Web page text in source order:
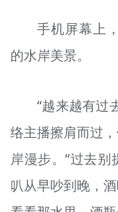
手机屏幕上
的水岸美景。
“越来越有过
络主播擦肩而过
岸漫步。“过去
叭从早吵到晚，